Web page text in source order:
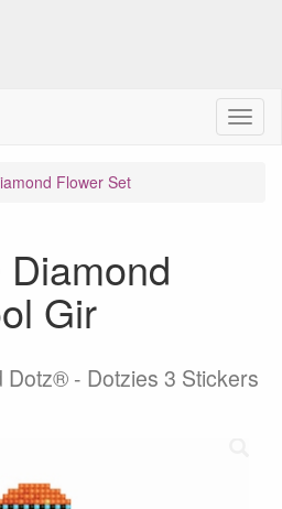
M
e
Flower Set
Gir
Dotz® - Dotzies 3 Stickers